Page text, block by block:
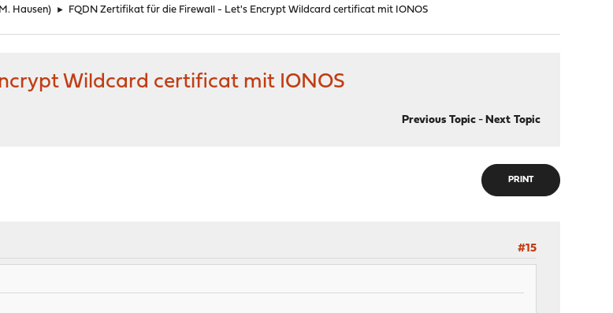
Hausen) ► FQDN Zertifikat für die Firewall - Let's Encrypt Wildcard certificat mit IONOS
Wildcard certificat mit IONOS
Previous Topic- Next Topic
PRINT
#15